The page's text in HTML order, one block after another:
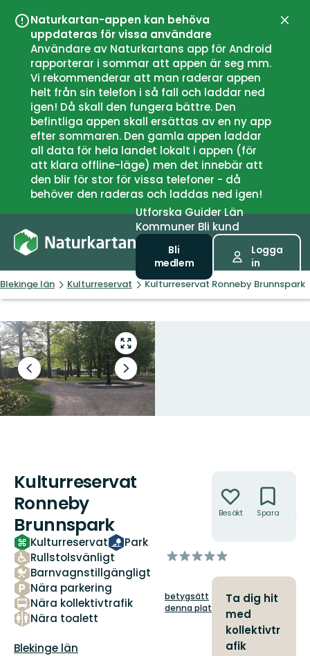
Naturkartan-appen kan behöva
uppdateras för vissa användare
Användare av Naturkartans app för Android
rapporterar i sommar att appen är seg mm.
Vi rekommenderar att man raderar appen
helt från sin telefon i så fall och laddar ned
igen! Då skall den fungera bättre. Den
befintliga appen skall ersättas av en ny app
efter sommaren. Den gamla appen laddar
all data för hela landet lokalt i appen (för
att klara offline-läge) men det innebär att
den blir för stor för vissa telefoner - då
behöver den raderas och laddas ned igen!
UtforskaGuiderLän
Kommuner Bli kund
Bli
medlem
Logga
in
Blekinge län Kulturreservat Kulturreservat Ronneby Brunnspark
Gå
till
helskärmsläge
Föregående
bild
Nästa
bildspel
Kulturreservat
Ronneby
Brunnspark
Kulturreservat
Park
Rullstolsvänligt
Barnvagnstillgängligt
Nära parkering
Nära kollektivtrafik
Nära toalett
av
betygsätt
denna plats!
Län:
Blekinge län
Besökt Spara
Ta dig hit
med
kollektivtr
afik